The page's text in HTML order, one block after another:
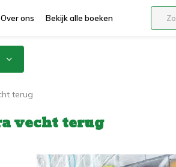
Over ons Bekijk alle boeken
terug
vecht terug